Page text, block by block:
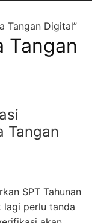
Tangan Digital”
Tangan
Tangan
SPT Tahunan
lagi perlu tanda